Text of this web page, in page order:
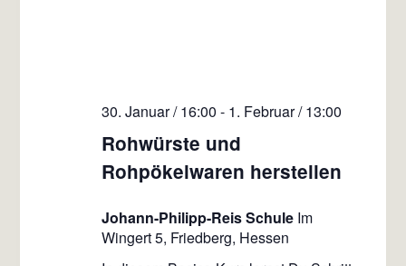
Rohwürste und
Rohpökelwaren herstellen
30. Januar / 16:00 - 1. Februar / 13:00
Johann-Philipp-Reis Schule Im
Wingert 5, Friedberg, Hessen